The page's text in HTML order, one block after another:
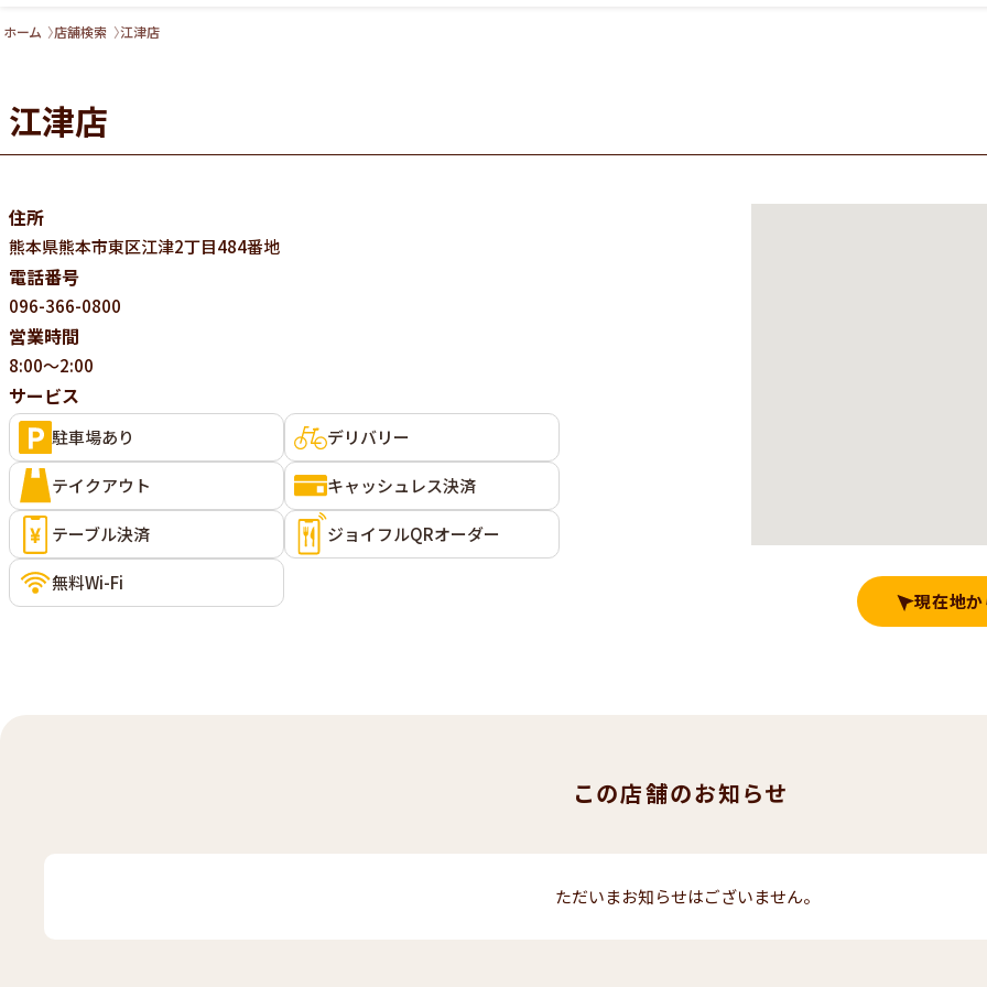
ホーム 店舗検索 江津店
江津店
住所
熊本県熊本市東区江津2丁目484番地
電話番号
096-366-0800
営業時間
8:00～2:00
サービス
駐車場あり デリバリー
テイクアウト キャッシュレス決済
テーブル決済 ジョイフルQRオーダー
無料Wi-Fi
現在地
この店舗のお知らせ
ただいまお知らせはございません。